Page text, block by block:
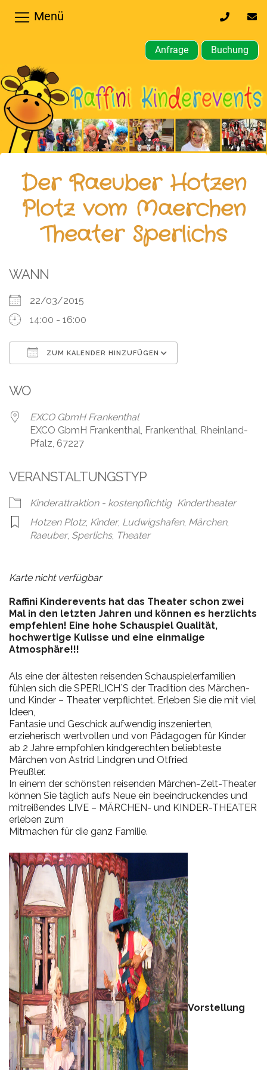
Home
Hochzeiten,
Privatfeier
Firmenfeier
Gewerbliche,
öffentliche
Feste
Leistungen
Über
Fotos,
Events
Referenzen
Blog
Jobs
Partner/Links
0170
64
610
Menü
Anfrage Buchung
Der Raeuber Hotzen
Plotz vom Maerchen
Theater Sperlichs
WANN
22/03/2015
14:00 - 16:00
ZUM KALENDER HINZUFÜGEN
WO
EXCO GbmH Frankenthal
EXCO GbmH Frankenthal, Frankenthal, Rheinland-
Pfalz, 67227
VERANSTALTUNGSTYP
Kinderattraktion - kostenpflichtig Kindertheater
Hotzen Plotz, Kinder, Ludwigshafen, Märchen,
Raeuber, Sperlichs, Theater
Karte nicht verfügbar
Raffini Kinderevents hat das Theater schon zwei
Mal in den letzten Jahren und können es herzlichts
empfehlen! Eine hohe Schauspiel Qualität,
hochwertige Kulisse und eine einmalige
Atmosphäre!!!
Als eine der ältesten reisenden Schauspielerfamilien
fühlen sich die SPERLICH´S der Tradition des Märchen-
und Kinder – Theater verpflichtet. Erleben Sie die mit viel
Ideen,
Fantasie und Geschick aufwendig inszenierten,
erzieherisch wertvollen und von Pädagogen für Kinder
ab 2 Jahre empfohlen kindgerechten beliebteste
Märchen von Astrid Lindgren und Otfried
Preußler.
In einem der schönsten reisenden Märchen-Zelt-Theater
können Sie täglich aufs Neue ein beeindruckendes und
mitreißendes LIVE – MÄRCHEN- und KINDER-THEATER
erleben zum
Mitmachen für die ganz Familie.
Vorstellung